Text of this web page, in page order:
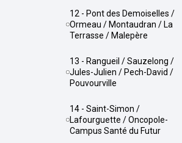
12 - Pont des Demoiselles /
Ormeau / Montaudran / La
Terrasse / Malepère
13 - Rangueil / Sauzelong /
Jules-Julien / Pech-David /
Pouvourville
14 - Saint-Simon /
Lafourguette / Oncopole-
Campus Santé du Futur